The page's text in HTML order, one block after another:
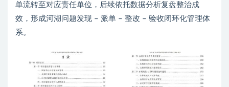
单流转至对应责任单位，后续依托数据分析复盘整治成
效，形成河湖问题发现 – 派单 – 整改 – 验收闭环化管理体
系。